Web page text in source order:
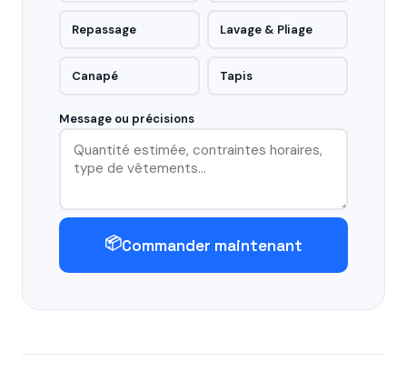
Repassage Lavage & Pliage
Canapé Tapis
Message ou précisions
📦Commander maintenant